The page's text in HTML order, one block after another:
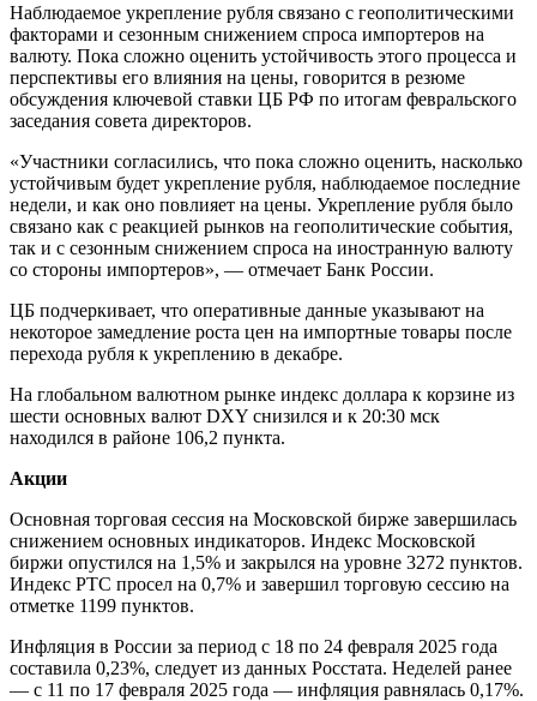
Наблюдаемое укрепление рубля связано с геополитическими
факторами и сезонным снижением спроса импортеров на
валюту. Пока сложно оценить устойчивость этого процесса и
перспективы его влияния на цены, говорится в резюме
обсуждения ключевой ставки ЦБ РФ по итогам февральского
заседания совета директоров.
«Участники согласились, что пока сложно оценить, насколько
устойчивым будет укрепление рубля, наблюдаемое последние
недели, и как оно повлияет на цены. Укрепление рубля было
связано как с реакцией рынков на геополитические события,
так и с сезонным снижением спроса на иностранную валюту
со стороны импортеров», — отмечает Банк России.
ЦБ подчеркивает, что оперативные данные указывают на
некоторое замедление роста цен на импортные товары после
перехода рубля к укреплению в декабре.
На глобальном валютном рынке индекс доллара к корзине из
шести основных валют DXY снизился и к 20:30 мск
находился в районе 106,2 пункта.
Акции
Основная торговая сессия на Московской бирже завершилась
снижением основных индикаторов. Индекс Московской
биржи опустился на 1,5% и закрылся на уровне 3272 пунктов.
Индекс РТС просел на 0,7% и завершил торговую сессию на
отметке 1199 пунктов.
Инфляция в России за период с 18 по 24 февраля 2025 года
составила 0,23%, следует из данных Росстата. Неделей ранее
— с 11 по 17 февраля 2025 года — инфляция равнялась 0,17%.